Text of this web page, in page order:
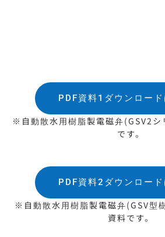
PDF資料1ダウンロード
※自動散水用樹脂製電磁弁(GSV2シ
です。
PDF資料2ダウンロード
※自動散水用樹脂製電磁弁(GSV型
資料です。